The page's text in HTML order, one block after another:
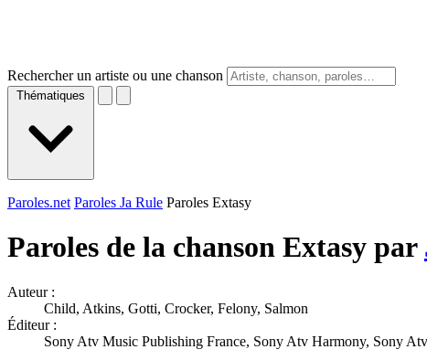
Rechercher un artiste ou une chanson
Thématiques
Paroles.net Paroles Ja Rule Paroles Extasy
Paroles de la chanson Extasy par
Auteur :
Child, Atkins, Gotti, Crocker, Felony, Salmon
Éditeur :
Sony Atv Music Publishing France, Sony Atv Harmony, Sony